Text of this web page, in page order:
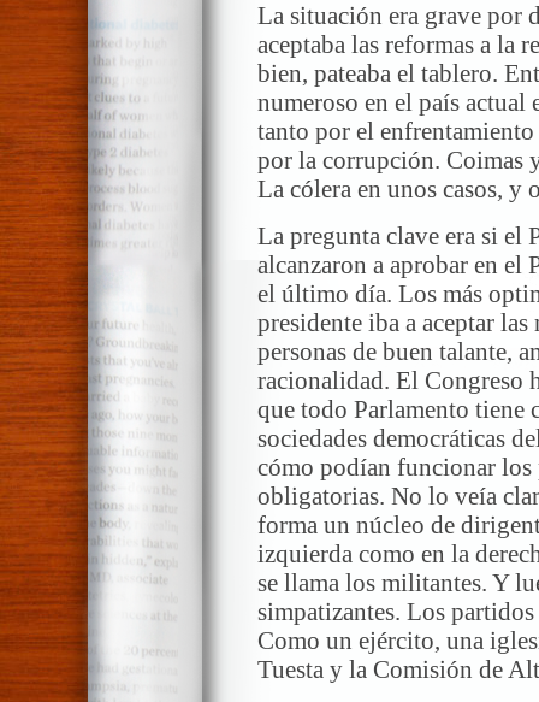
La situación era grave por
aceptaba las reformas a la
bien, pateaba el tablero.
numeroso en el país
tanto por el
por la corrupción. Coimas
La cólera en unos casos, y
La pregunta clave era si el
alcanzaron a aprobar en el
el último día. Los más
presidente iba a aceptar
personas de buen talante,
racionalidad. El Congreso
que todo Parlamento tiene
sociedades democráticas
cómo podían funcionar los
obligatorias. No lo veía
forma un núcleo de
izquierda como en la
se llama los militantes. Y
simpatizantes. Los
Como un ejército, una
Tuesta y la Comisión de